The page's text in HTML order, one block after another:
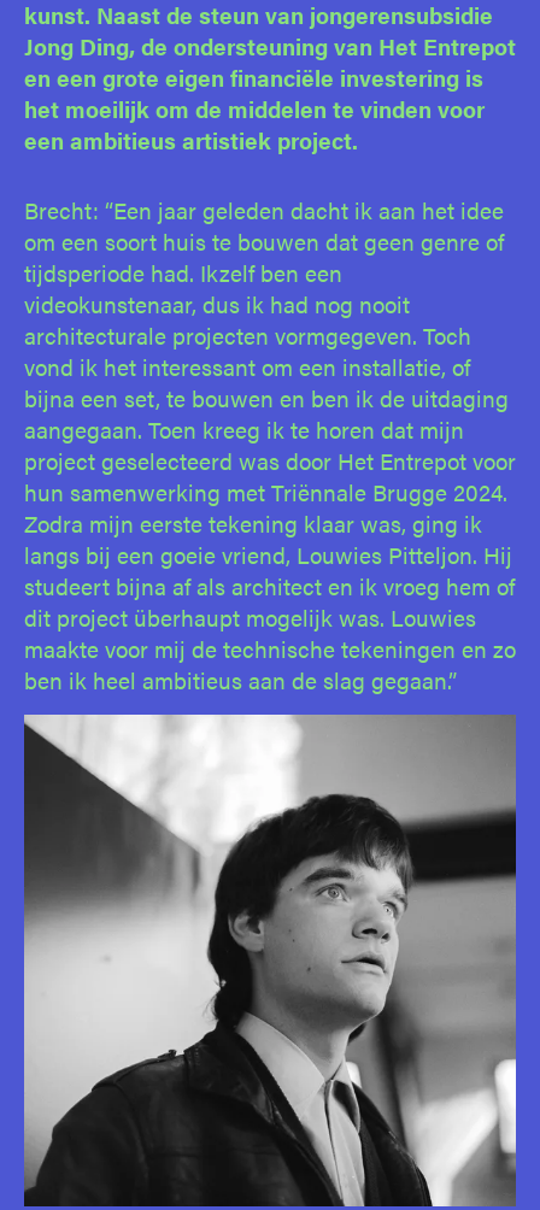
kunst. Naast de steun van jongerensubsidie
Jong Ding, de ondersteuning van Het Entrepot
en een grote eigen financiële investering is
het moeilijk om de middelen te vinden voor
een ambitieus artistiek project.
Brecht: “Een jaar geleden dacht ik aan het idee
om een soort huis te bouwen dat geen genre of
tijdsperiode had. Ikzelf ben een
videokunstenaar, dus ik had nog nooit
architecturale projecten vormgegeven. Toch
vond ik het interessant om een installatie, of
bijna een set, te bouwen en ben ik de uitdaging
aangegaan. Toen kreeg ik te horen dat mijn
project geselecteerd was door Het Entrepot voor
hun samenwerking met Triënnale Brugge 2024.
Zodra mijn eerste tekening klaar was, ging ik
langs bij een goeie vriend, Louwies Pitteljon. Hij
studeert bijna af als architect en ik vroeg hem of
dit project überhaupt mogelijk was. Louwies
maakte voor mij de technische tekeningen en zo
ben ik heel ambitieus aan de slag gegaan.”